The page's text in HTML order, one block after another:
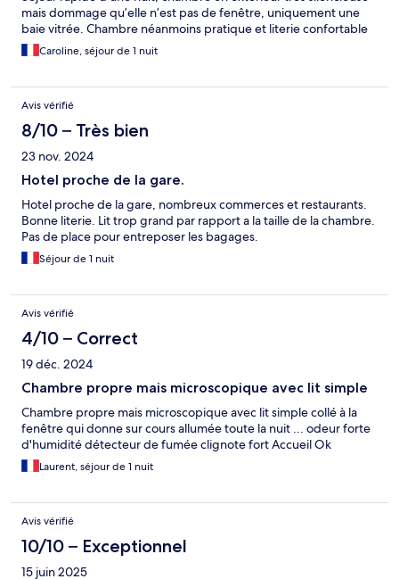
mais dommage qu’elle n’est pas de fenêtre, uniquement une
baie vitrée. Chambre néanmoins pratique et literie confortable
Caroline, séjour de 1 nuit
Avis vérifié
8/10 – Très bien
23 nov. 2024
Hotel proche de la gare.
Hotel proche de la gare, nombreux commerces et restaurants.
Bonne literie. Lit trop grand par rapport a la taille de la chambre.
Pas de place pour entreposer les bagages.
Séjour de 1 nuit
Avis vérifié
4/10 – Correct
19 déc. 2024
Chambre propre mais microscopique avec lit simple
Chambre propre mais microscopique avec lit simple collé à la
fenêtre qui donne sur cours allumée toute la nuit ... odeur forte
d'humidité détecteur de fumée clignote fort Accueil Ok
Laurent, séjour de 1 nuit
Avis vérifié
10/10 – Exceptionnel
15 juin 2025